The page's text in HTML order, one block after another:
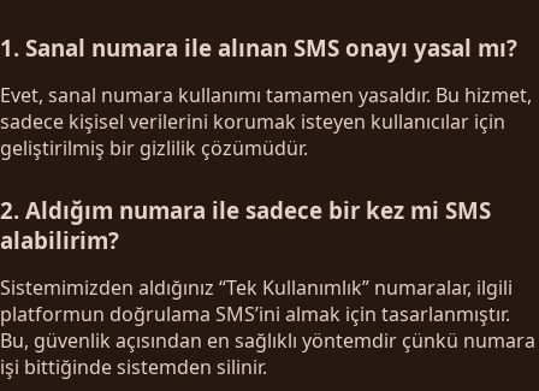
1. Sanal numara ile alınan SMS onayı yasal mı?
Evet, sanal numara kullanımı tamamen yasaldır. Bu hizmet,
sadece kişisel verilerini korumak isteyen kullanıcılar için
geliştirilmiş bir gizlilik çözümüdür.
2. Aldığım numara ile sadece bir kez mi SMS
alabilirim?
Sistemimizden aldığınız “Tek Kullanımlık” numaralar, ilgili
platformun doğrulama SMS’ini almak için tasarlanmıştır.
Bu, güvenlik açısından en sağlıklı yöntemdir çünkü numara
işi bittiğinde sistemden silinir.